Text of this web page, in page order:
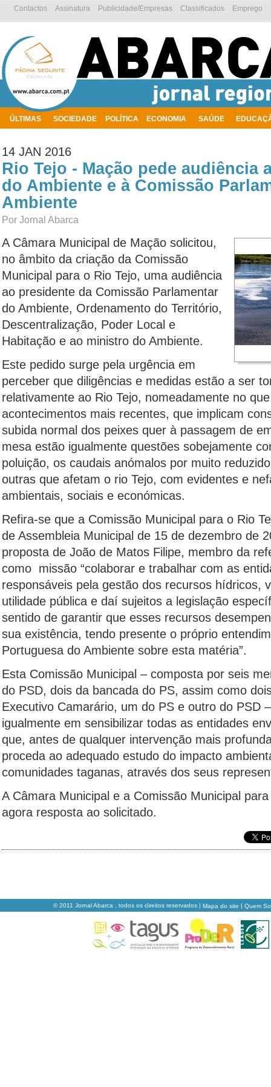
ÚLTIMAS SOCIEDADE POLÍTICA ECONOMIA SAÚDE
Emprego
Classificados
Publicidade/Empresas
Assinatura
Contactos
14 JAN 2016
Rio Tejo - Mação pede audiência
do Ambiente e à Comissão
Ambiente
Por Jornal Abarca
A Câmara Municipal de Mação solicitou,
no âmbito da criação da Comissão
Municipal para o Rio Tejo, uma audiência
ao presidente da Comissão Parlamentar
do Ambiente, Ordenamento do Território,
Descentralização, Poder Local e
Habitação e ao ministro do Ambiente.
Este pedido surge pela urgência em
perceber que diligências e medidas estão a ser
relativamente ao Rio Tejo, nomeadamente no
acontecimentos mais recentes, que implicam
subida normal dos peixes quer à passagem de
mesa estão igualmente questões sobejamente
poluição, os caudais anómalos por muito
outras que afetam o rio Tejo, com evidentes e
ambientais, sociais e económicas.
Refira-se que a Comissão Municipal para o Rio
de Assembleia Municipal de 15 de dezembro de
proposta de João de Matos Filipe, membro da
como missão “colaborar e trabalhar com as
responsáveis pela gestão dos recursos hídricos,
utilidade pública e daí sujeitos a legislação
sentido de garantir que esses recursos
sua existência, tendo presente o próprio
Portuguesa do Ambiente sobre esta matéria”.
Esta Comissão Municipal – composta por seis
do PSD, dois da bancada do PS, assim como
Executivo Camarário, um do PS e outro do PSD
igualmente em sensibilizar todas as entidades
que, antes de qualquer intervenção mais
proceda ao adequado estudo do impacto
comunidades taganas, através dos seus
A Câmara Municipal e a Comissão Municipal
agora resposta ao solicitado.
© 2011 Jornal Abarca , todos os direitos reservados | Mapa do site | Quem